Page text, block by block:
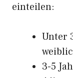
einteilen:
Unter
3-5